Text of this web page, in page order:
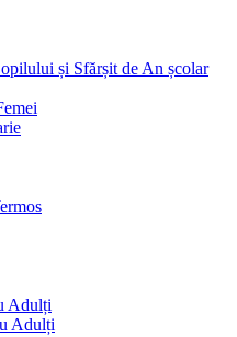
și Sfărșit de An școlar
Adulți
Adulți